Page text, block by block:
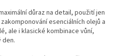
důraz na detail, použití jen
esenciálních olejů a
ale i klasické kombinace vůní,